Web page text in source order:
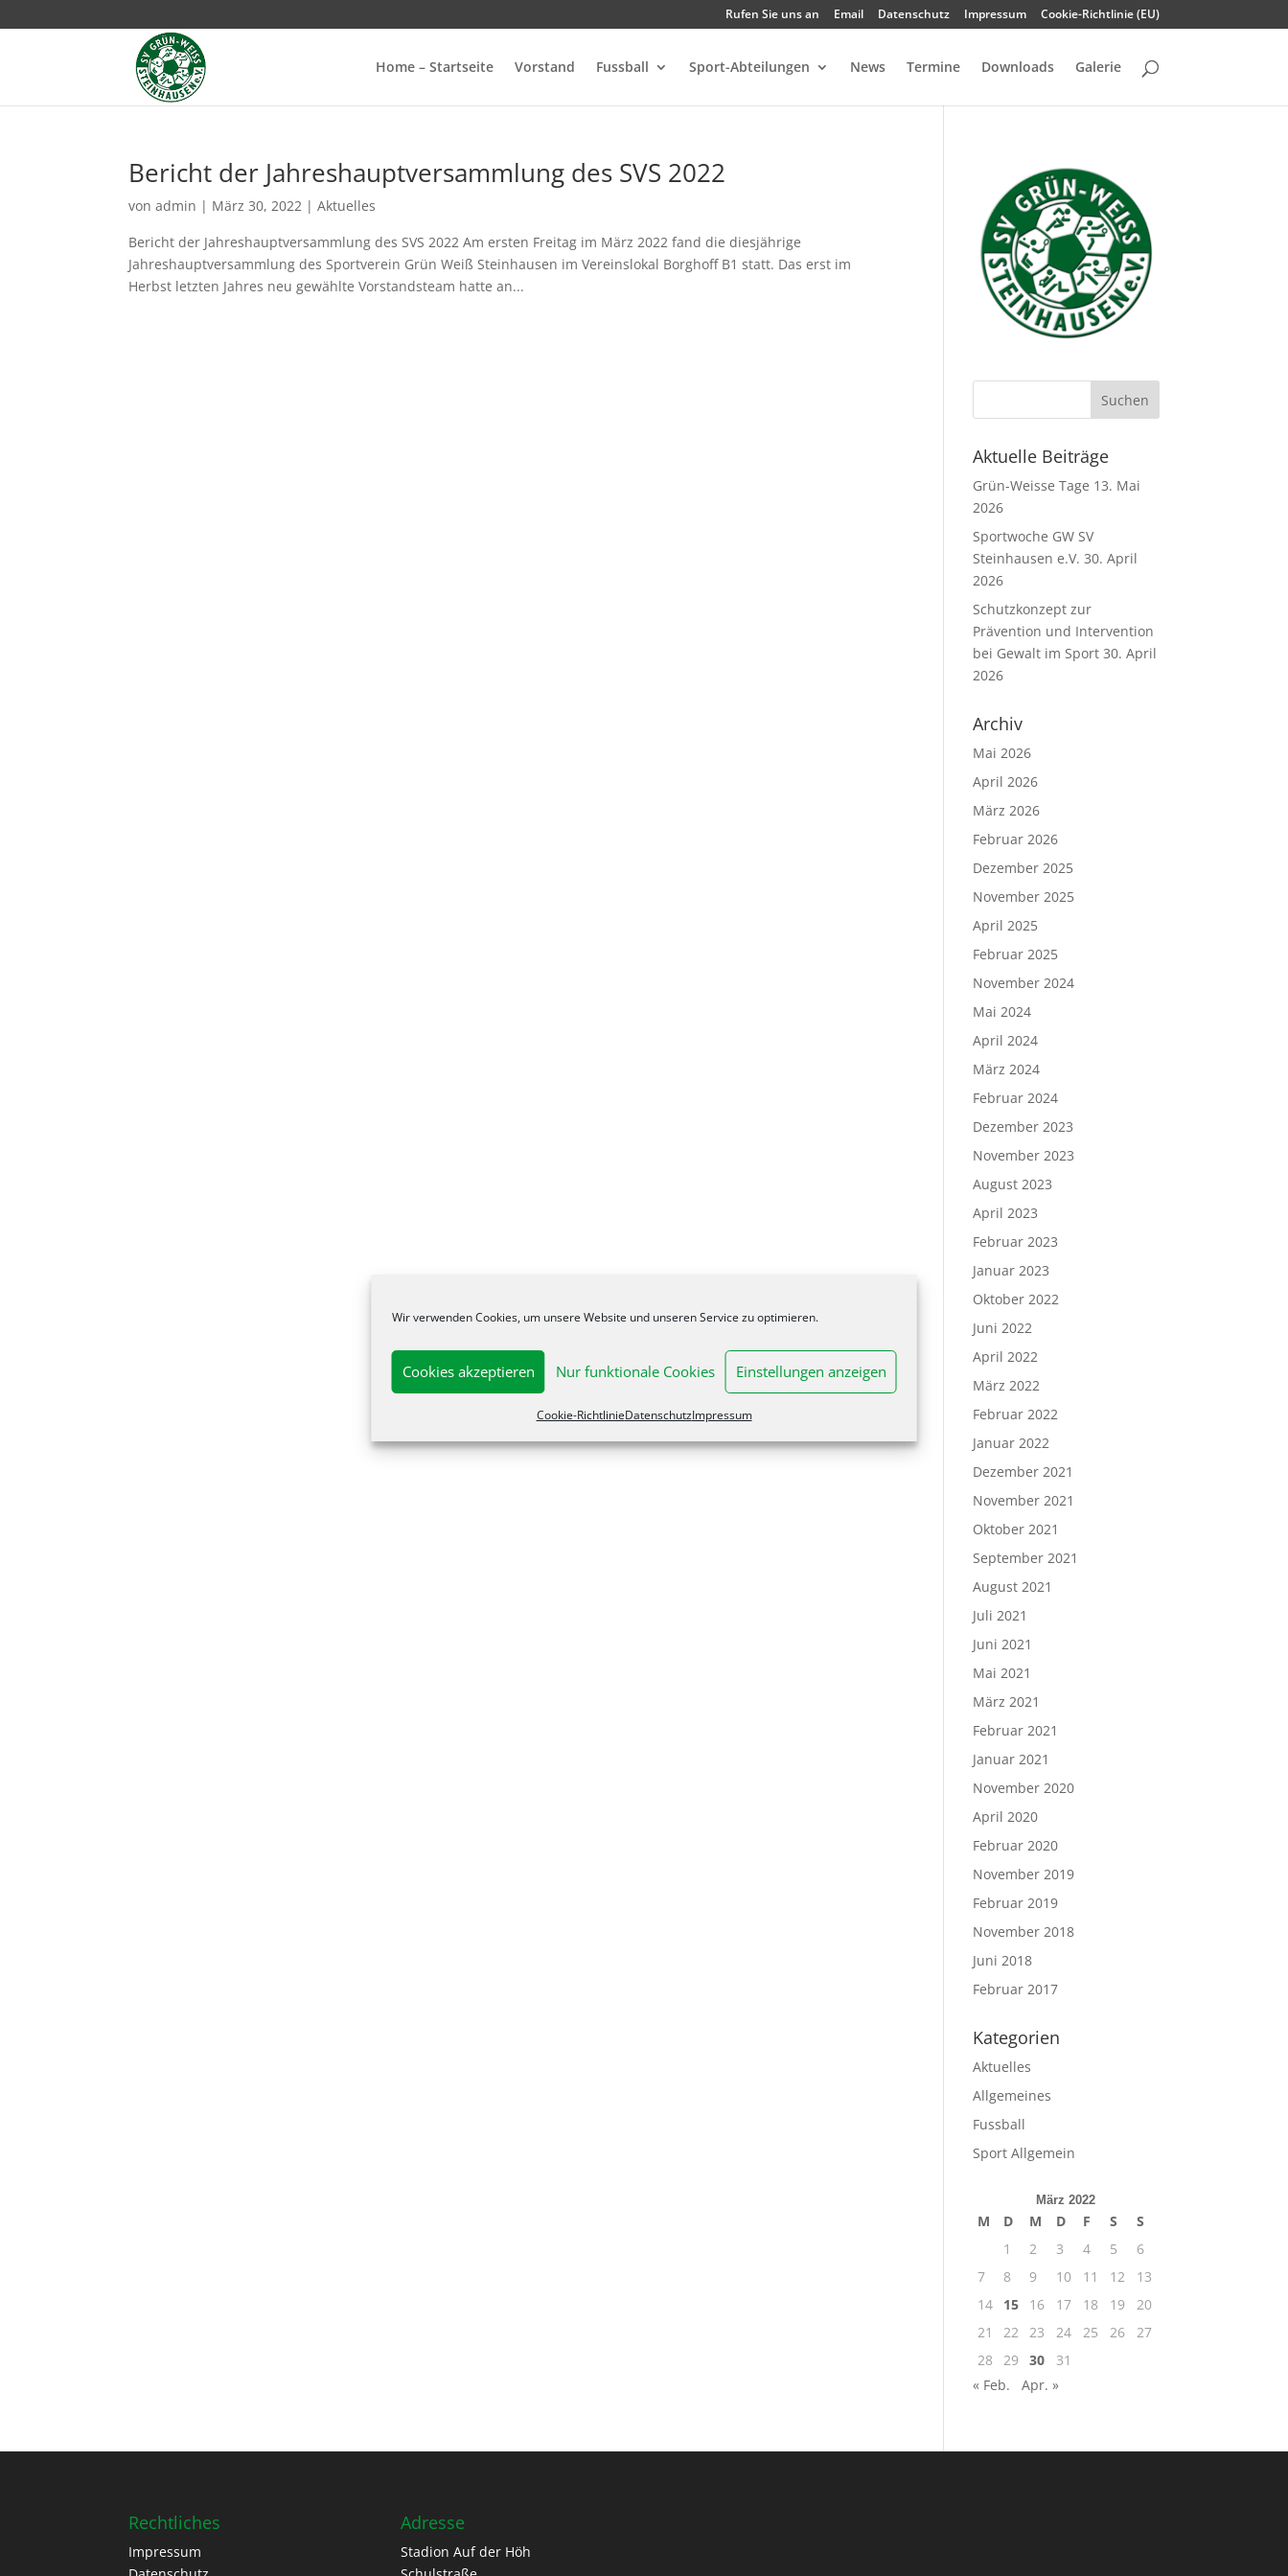
Wir verwenden Cookies, um unsere Website und unseren Service zu optimieren.
Cookies akzeptieren Nur funktionale Cookies Einstellungen anzeigen
Cookie-RichtlinieDatenschutzImpressum
Rufen Sie uns an Email Datenschutz Impressum Cookie-Richtlinie (EU)
Home – Startseite Vorstand Fussball Sport-Abteilungen News Termine Downloads Galerie
Bericht der Jahreshauptversammlung des SVS 2022
vonadmin | März 30, 2022 |Aktuelles
Bericht der Jahreshauptversammlung des SVS 2022 Am ersten Freitag im März 2022 fand die diesjährige
Jahreshauptversammlung des Sportverein Grün Weiß Steinhausen im Vereinslokal Borghoff B1 statt. Das erst im
Herbst letzten Jahres neu gewählte Vorstandsteam hatte an...
Aktuelle Beiträge
Grün-Weisse Tage 13. Mai
2026
Sportwoche GW SV
Steinhausen e.V. 30. April
2026
Schutzkonzept zur
Prävention und Intervention
bei Gewalt im Sport 30. April
2026
Archiv
Mai 2026
April 2026
März 2026
Februar 2026
Dezember 2025
November 2025
April 2025
Februar 2025
November 2024
Mai 2024
April 2024
März 2024
Februar 2024
Dezember 2023
November 2023
August 2023
April 2023
Februar 2023
Januar 2023
Oktober 2022
Juni 2022
April 2022
März 2022
Februar 2022
Januar 2022
Dezember 2021
November 2021
Oktober 2021
September 2021
August 2021
Juli 2021
Juni 2021
Mai 2021
März 2021
Februar 2021
Januar 2021
November 2020
April 2020
Februar 2020
November 2019
Februar 2019
November 2018
Juni 2018
Februar 2017
Kategorien
Aktuelles
Allgemeines
Fussball
Sport Allgemein
März 2022
M D M D F S
S
1
2 3 4 5
6
7
8 9 10 11 12
13
14
15 16 17 18 19
20
21
22 23 24 25 26
27
28
29 30
31
« Feb.
Apr. »
Rechtliches
Impressum
Adresse
Stadion Auf der Höh